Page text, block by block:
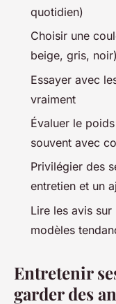
quotidien)
Choisir une
beige, gris, noir)
Essayer avec
vraiment
Évaluer le
souvent avec
Privilégier des
entretien et un
Lire les avis
modèles
Entretenir
garder des